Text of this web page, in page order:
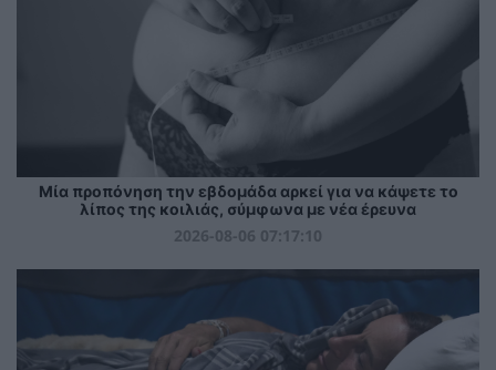
Μία προπόνηση την εβδομάδα αρκεί για να κάψετε το
λίπος της κοιλιάς, σύμφωνα με νέα έρευνα
2026-08-06 07:17:10